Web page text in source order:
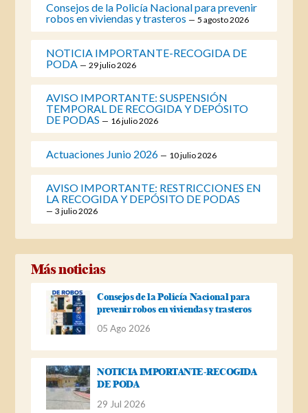
Consejos de la Policía Nacional para prevenir
robos en viviendas y trasteros
5 agosto 2026
NOTICIA IMPORTANTE-RECOGIDA DE
PODA
29 julio 2026
AVISO IMPORTANTE: SUSPENSIÓN
TEMPORAL DE RECOGIDA Y DEPÓSITO
DE PODAS
16 julio 2026
Actuaciones Junio 2026 10 julio 2026
AVISO IMPORTANTE: RESTRICCIONES EN
LA RECOGIDA Y DEPÓSITO DE PODAS
3 julio 2026
Más noticias
Consejos de la Policía Nacional para
prevenir robos en viviendas y trasteros
05 Ago 2026
NOTICIA IMPORTANTE-RECOGIDA
DE PODA
29 Jul 2026